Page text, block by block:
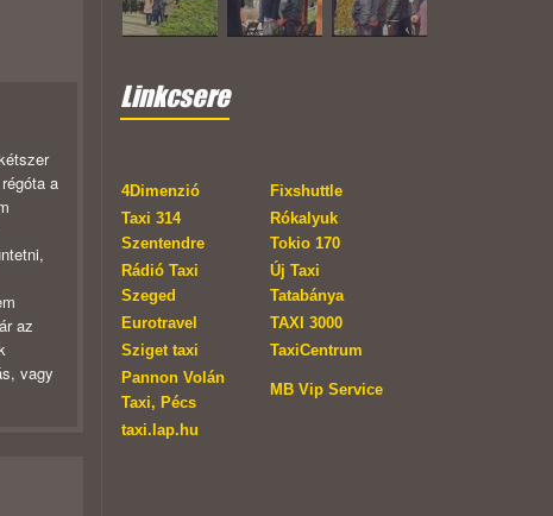
a
az
vagy
Linkcsere
4Dimenzió
Fixshuttle
Taxi 314
Szentendre
Rókalyuk
Tokio 170
Rádió Taxi
Szeged
Új Taxi
Tatabánya
Eurotravel
TAXI 3000
Sziget taxi
TaxiCentrum
Pannon Volán
Taxi, Pécs
MB Vip Service
taxi.lap.hu